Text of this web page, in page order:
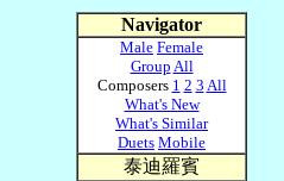
Navigator
Male Female
Group All
Composers 1 2 3 All
What's New
What's Similar
Duets Mobile
泰迪羅賓